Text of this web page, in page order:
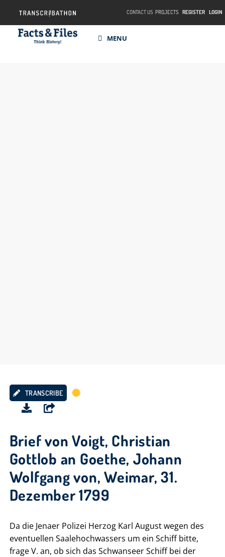
CONTACT US PROJECTS REGISTER LOGIN
MENU
TRANSCRIBE
Brief von Voigt, Christian
Gottlob an Goethe, Johann
Wolfgang von, Weimar, 31.
Dezember 1799
Da die Jenaer Polizei Herzog Karl August wegen des
eventuellen Saalehochwassers um ein Schiff bitte,
frage V. an, ob sich das Schwanseer Schiff bei der